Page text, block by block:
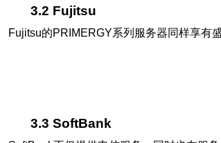
3.2 Fujitsu
Fujitsu的PRIMERGY系列服务器同样享有
3.3 SoftBank